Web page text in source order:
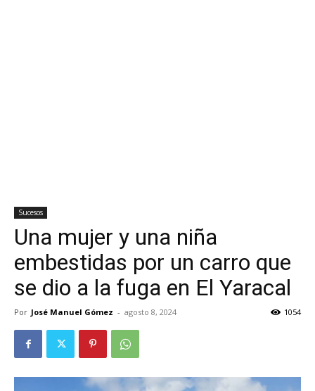
Sucesos
Una mujer y una niña
embestidas por un carro que
se dio a la fuga en El Yaracal
Por José Manuel Gómez - agosto 8, 2024 1054